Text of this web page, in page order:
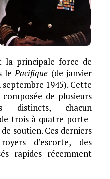
la principale force de
lePacifique (de janvier
1945). Cette
de plusieurs
distincts, chacun
trois à quatre porte-
soutien. Ces derniers
d’escorte, des
rapides récemment